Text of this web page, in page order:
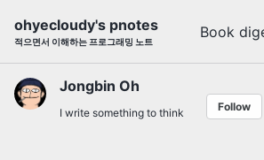
navigation
ohyecloudy's pnotes
적으면서 이해하는 프로그래밍 노트
Book
Jongbin Oh
I write something to think Follow